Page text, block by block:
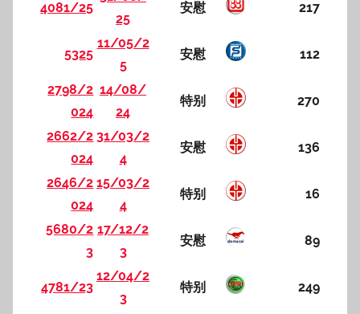
4081/25
25
安慰 217
5325
11/05/2
5
安慰 112
2798/2
024
14/08/
24
特别 270
2662/2
024
31/03/2
4
安慰 136
2646/2
024
15/03/2
4
特别 16
5680/2
3
17/12/2
3
安慰 89
4781/23
12/04/2
3
特别 249